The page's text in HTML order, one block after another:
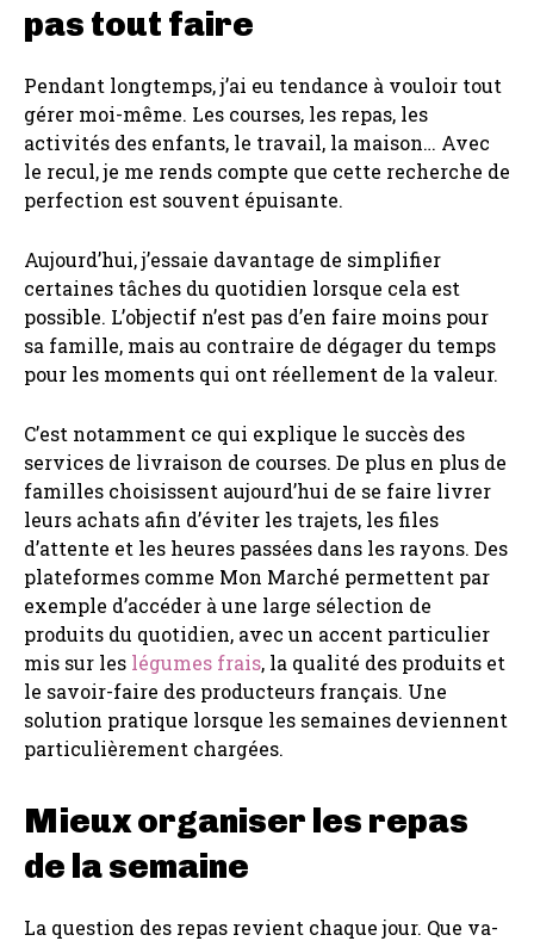
pas tout faire
Pendant longtemps, j’ai eu tendance à vouloir tout
gérer moi-même. Les courses, les repas, les
activités des enfants, le travail, la maison… Avec
le recul, je me rends compte que cette recherche de
perfection est souvent épuisante.
Aujourd’hui, j’essaie davantage de simplifier
certaines tâches du quotidien lorsque cela est
possible. L’objectif n’est pas d’en faire moins pour
sa famille, mais au contraire de dégager du temps
pour les moments qui ont réellement de la valeur.
C’est notamment ce qui explique le succès des
services de livraison de courses. De plus en plus de
familles choisissent aujourd’hui de se faire livrer
leurs achats afin d’éviter les trajets, les files
d’attente et les heures passées dans les rayons. Des
plateformes comme Mon Marché permettent par
exemple d’accéder à une large sélection de
produits du quotidien, avec un accent particulier
mis sur les légumes frais, la qualité des produits et
le savoir-faire des producteurs français. Une
solution pratique lorsque les semaines deviennent
particulièrement chargées.
Mieux organiser les repas
de la semaine
La question des repas revient chaque jour. Que va-